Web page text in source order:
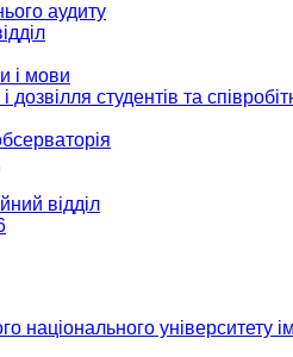
аудиту
і мови
дозвілля студентів та
відділ